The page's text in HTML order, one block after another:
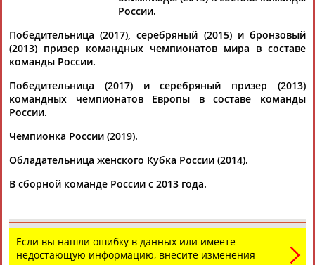
Ваш запрос: "Ольга ГИРЯ"
1 2 3 4 ... 8 9 10
Шахматистки из России в третий раз выиграли командный
чемпионат мира
... Сборную России на турнире также представляли Анна
Шухман и
Ольга Гиря. Эта победа стала третьей для
сборной России....
(Проект: Информационное агентство СТАДИОН
23.11.2025
Шахматистки из России одержали победу над сборной Перу
чемпионата мира
...3,5:0,5. Победы одержали Полина Шувалова, Лея
Гарифуллина иОльга Гиря, вничью сыграла Анна Шухман.
Российская команда...
России.
Победительница (2017), серебряный (2015) и бронзовый
(2013) призер командных чемпионатов мира в составе
команды России.
Победительница (2017) и серебряный призер (2013)
командных чемпионатов Европы в составе команды
России.
Чемпионка России (2019).
Обладательница женского Кубка России (2014).
В сборной команде России с 2013 года.
Если вы нашли ошибку в данных или имеете
недостающую информацию, внесите изменения